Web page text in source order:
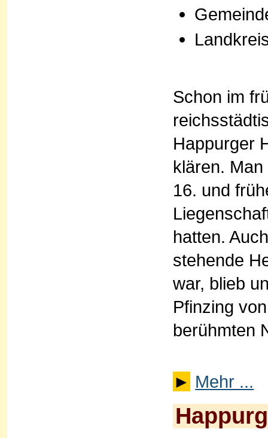
Schon im
Happurger
klären.
16. und
hatten.
stehende
war, blieb
Pfinzing
berühmten
► Mehr ...